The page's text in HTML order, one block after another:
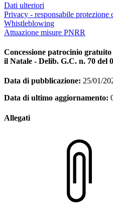
Dati ulteriori
Privacy - responsabile protezione
Whistleblowing
Attuazione misure PNRR
Concessione patrocinio
il Natale - Delib. G.C. n. 70 del
Data di pubblicazione: 25/01/
Data di ultimo aggiornamento:
Allegati